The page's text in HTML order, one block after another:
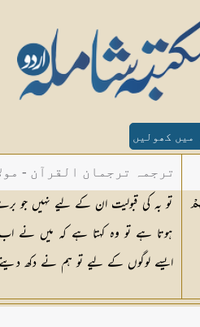
میں کھولیں
ترجمہ ترجمان القرآن -
تو بہ کی قبولیت ان کے لیے نہیں
ہوتا ہے تو وہ کہتا ہے کہ میں نے
ایسے لوگوں کے لیے تو ہم نے دکھ دینے